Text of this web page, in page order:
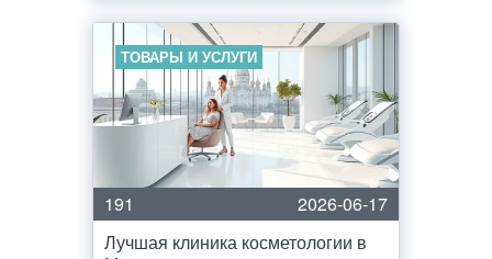
ТОВАРЫ И УСЛУГИ
191
2026-06-17
Лучшая клиника косметологии в